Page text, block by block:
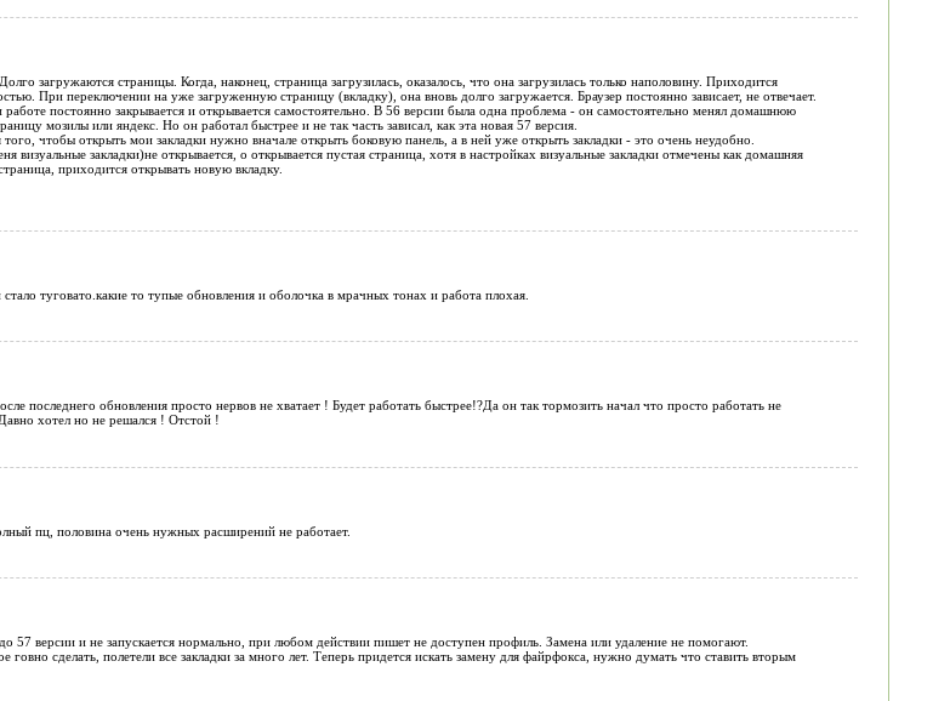
загружаются страницы. Когда, наконец, страница загрузилась, оказалось, что она загрузилась только наполовину. Приходится
При переключении на уже загруженную страницу (вкладку), она вновь долго загружается. Браузер постоянно зависает, не отвечает.
постоянно закрывается и открывается самостоятельно. В 56 версии была одна проблема - он самостоятельно менял домашнюю
мозилы или яндекс. Но он работал быстрее и не так часть зависал, как эта новая 57 версия.
чтобы открыть мои закладки нужно вначале открыть боковую панель, а в ней уже открыть закладки - это очень неудобно.
визуальные закладки)не открывается, о открывается пустая страница, хотя в настройках визуальные закладки отмечены как домашняя
приходится открывать новую вкладку.
туговато.какие то тупые обновления и оболочка в мрачных тонах и работа плохая.
последнего обновления просто нервов не хватает ! Будет работать быстрее!?Да он так тормозить начал что просто работать не
хотел но не решался ! Отстой !
пц, половина очень нужных расширений не работает.
57 версии и не запускается нормально, при любом действии пишет не доступен профиль. Замена или удаление не помогают.
говно сделать, полетели все закладки за много лет. Теперь придется искать замену для файрфокса, нужно думать что ставить вторым